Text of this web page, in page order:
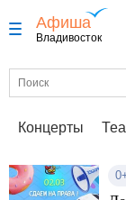
Афиша
Владивосток
Концерты